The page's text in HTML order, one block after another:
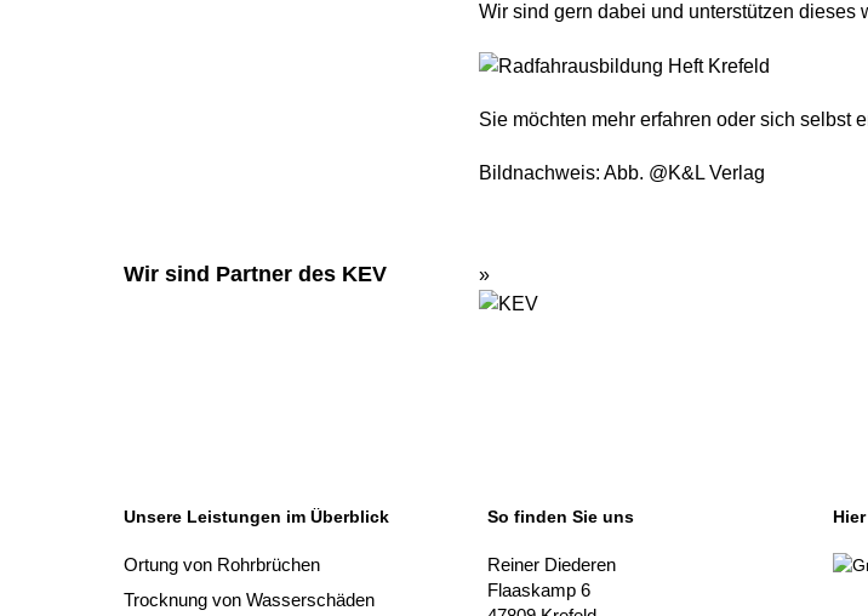
Wir sind gern dabei und unterstützen dieses
Sie möchten mehr erfahren oder sich selbst
Bildnachweis: Abb. @K&L Verlag
Wir sind Partner des KEV
Unsere Leistungen im Überblick
Ortung von Rohrbrüchen
Trocknung von Wasserschäden
So finden Sie uns
Reiner Diederen
Flaaskamp 6